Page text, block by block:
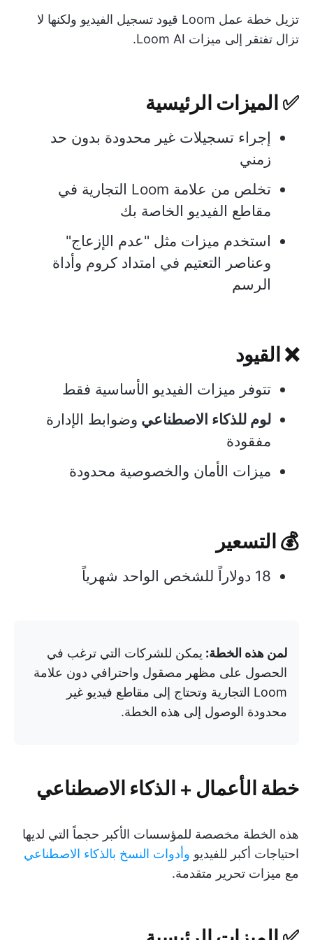
تزيل خطة عمل Loom قيود تسجيل الفيديو ولكنها لا
تزال تفتقر إلى ميزات Loom AI.
✅ الميزات الرئيسية
إجراء تسجيلات غير محدودة بدون حد
زمني
تخلص من علامة Loom التجارية في
مقاطع الفيديو الخاصة بك
استخدم ميزات مثل "عدم الإزعاج"
وعناصر التعتيم في امتداد كروم وأداة
الرسم
❌ القيود
تتوفر ميزات الفيديو الأساسية فقط
لوم للذكاء الاصطناعي وضوابط الإدارة
مفقودة
ميزات الأمان والخصوصية محدودة
💰 التسعير
18 دولاراً للشخص الواحد شهرياً
لمن هذه الخطة: يمكن للشركات التي ترغب في
الحصول على مظهر مصقول واحترافي دون علامة
Loom التجارية وتحتاج إلى مقاطع فيديو غير
محدودة الوصول إلى هذه الخطة.
خطة الأعمال + الذكاء الاصطناعي
هذه الخطة مخصصة للمؤسسات الأكبر حجماً التي لديها
احتياجات أكبر للفيديو وأدوات النسخ بالذكاء الاصطناعي
مع ميزات تحرير متقدمة.